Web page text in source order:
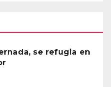
se refugia en